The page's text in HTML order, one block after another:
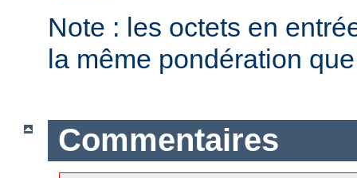
Note : les octets en
la même pondération
Commentaires